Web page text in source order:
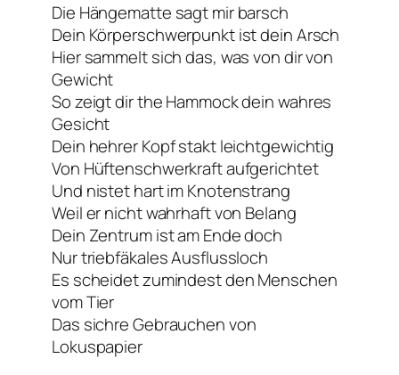
Die Hängematte sagt mir barsch
Dein Körperschwerpunkt ist dein Arsch
Hier sammelt sich das, was von dir von
Gewicht
So zeigt dir the Hammock dein wahres
Gesicht
Dein hehrer Kopf stakt leichtgewichtig
Von Hüftenschwerkraft aufgerichtet
Und nistet hart im Knotenstrang
Weil er nicht wahrhaft von Belang
Dein Zentrum ist am Ende doch
Nur triebfäkales Ausflussloch
Es scheidet zumindest den Menschen
vom Tier
Das sichre Gebrauchen von
Lokuspapier